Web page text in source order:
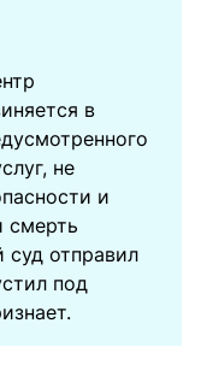
в
не
и
смерть
суд отправил
под